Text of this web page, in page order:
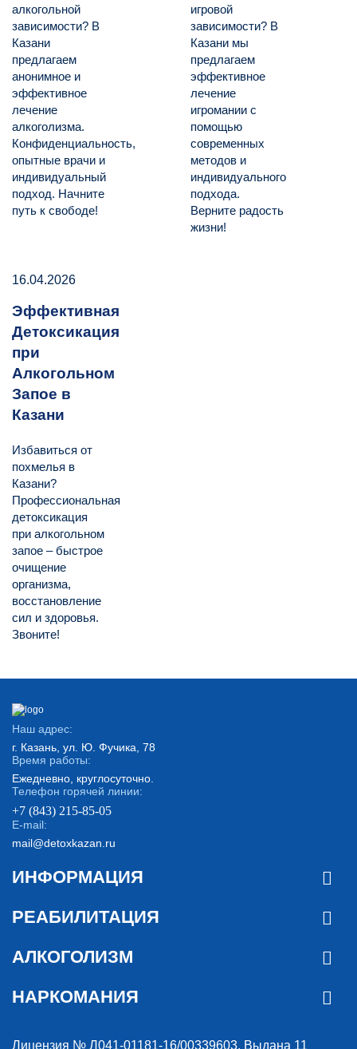
алкогольной
зависимости? В
Казани
предлагаем
анонимное и
эффективное
лечение
алкоголизма.
Конфиденциальность,
опытные врачи и
индивидуальный
подход. Начните
путь к свободе!
игровой
зависимости? В
Казани мы
предлагаем
эффективное
лечение
игромании с
помощью
современных
методов и
индивидуального
подхода.
Верните радость
жизни!
16.04.2026
Эффективная
Детоксикация
при
Алкогольном
Запое в
Казани
Избавиться от
похмелья в
Казани?
Профессиональная
детоксикация
при алкогольном
запое – быстрое
очищение
организма,
восстановление
сил и здоровья.
Звоните!
Наш адрес:
г. Казань, ул. Ю. Фучика, 78
Время работы:
Ежедневно, круглосуточно.
Телефон горячей линии:
+7 (843) 215-85-05
E-mail:
mail@detoxkazan.ru
ИНФОРМАЦИЯ
РЕАБИЛИТАЦИЯ
АЛКОГОЛИЗМ
НАРКОМАНИЯ
Лицензия № Л041-01181-16/00339603. Выдана 11